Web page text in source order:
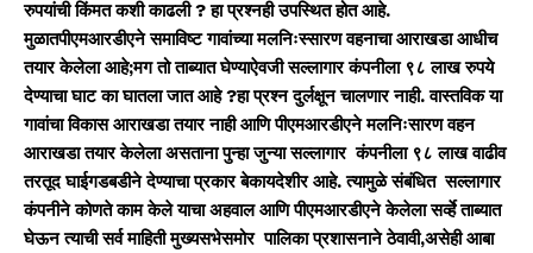
रुपयांची किंमत कशी काढली ? हा प्रश्नही उपस्थित होत आहे.
मुळातपीएमआरडीएने समाविष्ट गावांच्या मलनिःस्सारण वहनाचा आराखडा आधीच
तयार केलेला आहे;मग तो ताब्यात घेण्याऐवजी सल्लागार कंपनीला ९८ लाख रुपये
देण्याचा घाट का घातला जात आहे ?हा प्रश्न दुर्लक्षून चालणार नाही. वास्तविक या
गावांचा विकास आराखडा तयार नाही आणि पीएमआरडीएने मलनिःसारण वहन
आराखडा तयार केलेला असताना पुन्हा जुन्या सल्लागार कंपनीला ९८ लाख वाढीव
तरतूद घाईगडबडीने देण्याचा प्रकार बेकायदेशीर आहे. त्यामुळे संबंधित सल्लागार
कंपनीने कोणते काम केले याचा अहवाल आणि पीएमआरडीएने केलेला सर्व्हे ताब्यात
घेऊन त्याची सर्व माहिती मुख्यसभेसमोर पालिका प्रशासनाने ठेवावी,असेही आबा